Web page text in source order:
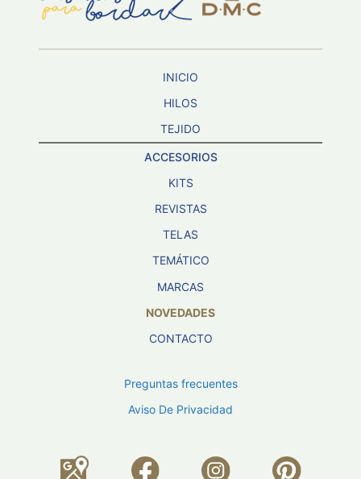
INICIO
HILOS
TEJIDO
ACCESORIOS
KITS
REVISTAS
TELAS
TEMÁTICO
MARCAS
NOVEDADES
CONTACTO
Preguntas frecuentes
Aviso De Privacidad